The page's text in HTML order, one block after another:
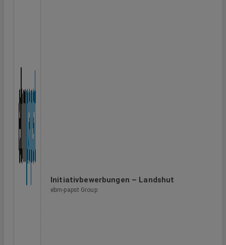
Initiativbewerbungen – Landshut
ebm-papst Group